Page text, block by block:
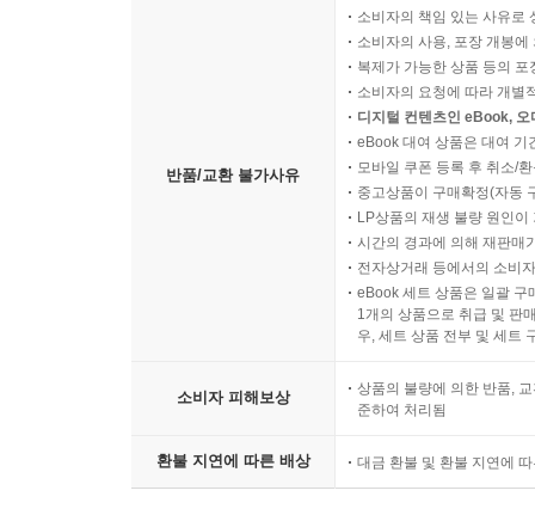
반품/교환 불가사유
소비자의 책임 있는 사유로
소비자의 사용, 포장 개봉
복제가 가능한 상품 등의
소비자의 요청에 따라 개별
디지털 컨텐츠인 eBook,
eBook 대여 상품은 대여 기
모바일 쿠폰 등록 후 취소/
중고상품이 구매확정(자동
LP상품의 재생 불량 원인
시간의 경과에 의해 재판매
전자상거래 등에서의 소비
eBook 세트 상품은 일괄 구
1개의 상품으로 취급 및 판
우, 세트 상품 전부 및 세트
소비자 피해보상
상품의 불량에 의한 반품,
준하여 처리됨
환불 지연에 따른 배상 대금 환불 및 환불 지연에